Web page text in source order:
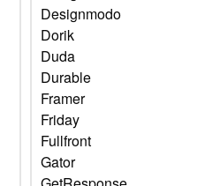
Designmodo
Dorik
Duda
Durable
Framer
Friday
Fullfront
Gator